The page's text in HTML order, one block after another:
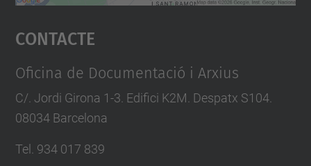
Accepta
powered by
Contacte
Oficina de Documentació i Arxius
C/. Jordi Girona 1-3. Edifici K2M. Despatx S104.
08034 Barcelona
Tel. 934 017 839